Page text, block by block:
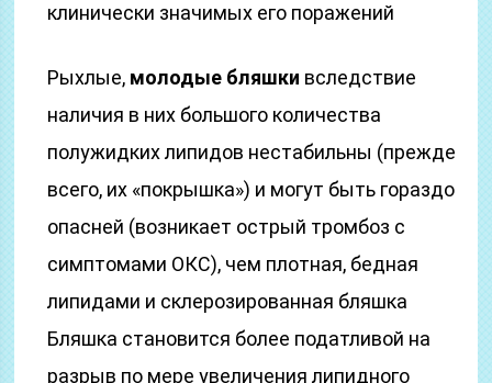
клинически значимых его поражений
Рыхлые, молодые бляшки вследствие
наличия в них большого количества
полужидких липидов нестабильны (прежде
всего, их «покрышка») и могут быть гораздо
опасней (возникает острый тромбоз с
симптомами ОКС), чем плотная, бедная
липидами и склерозированная бляшка
Бляшка становится более податливой на
разрыв по мере увеличения липидного